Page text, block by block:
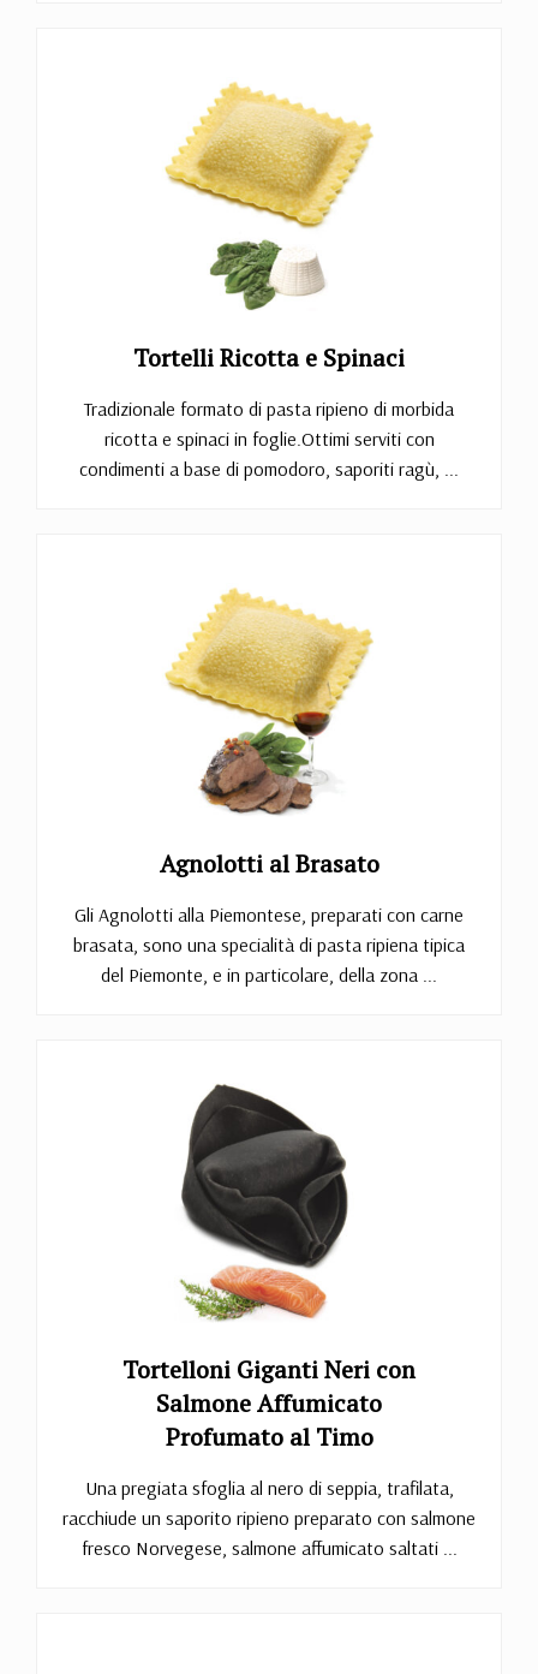
Tortelli Ricotta e Spinaci
Tradizionale formato di pasta ripieno di morbida
ricotta e spinaci in foglie.Ottimi serviti con
condimenti a base di pomodoro, saporiti ragù, ...
Agnolotti al Brasato
Gli Agnolotti alla Piemontese, preparati con carne
brasata, sono una specialità di pasta ripiena tipica
del Piemonte, e in particolare, della zona ...
Tortelloni Giganti Neri con
Salmone Affumicato
Profumato al Timo
Una pregiata sfoglia al nero di seppia, trafilata,
racchiude un saporito ripieno preparato con salmone
fresco Norvegese, salmone affumicato saltati ...